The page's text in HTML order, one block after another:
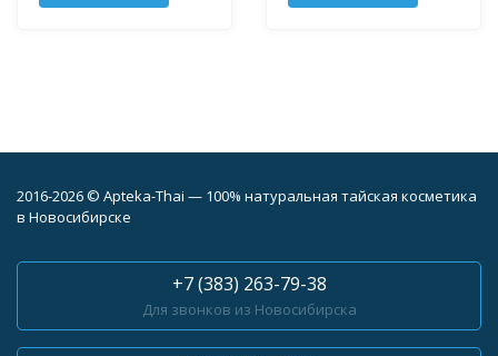
2016-2026 © Apteka-Thai — 100% натуральная тайская косметика
в Новосибирске
+7 (383) 263-79-38
Для звонков из Новосибирска